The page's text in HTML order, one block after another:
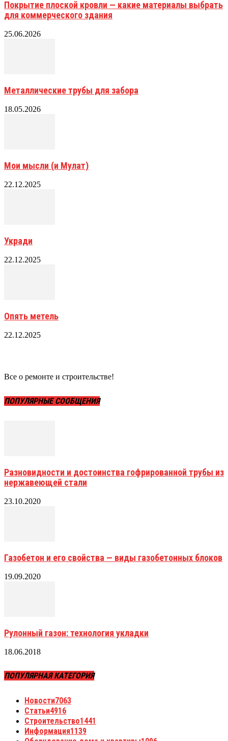
Покрытие плоской кровли — какие материалы выбрать
для коммерческого здания
25.06.2026
Металлические трубы для забора
18.05.2026
Мои мысли (и Мулат)
22.12.2025
Укради
22.12.2025
Опять метель
22.12.2025
Все о ремонте и строительстве!
ПОПУЛЯРНЫЕ СООБЩЕНИЯ
Разновидности и достоинства гофрированной трубы из
нержавеющей стали
23.10.2020
Газобетон и его свойства — виды газобетонных блоков
19.09.2020
Рулонный газон: технология укладки
18.06.2018
ПОПУЛЯРНАЯ КАТЕГОРИЯ
Новости7063
Статьи4916
Строительство1441
Информация1139